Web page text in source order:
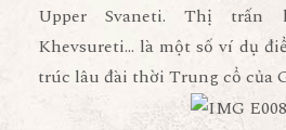
Upper Svaneti. Thị
Khevsureti… là một số ví dụ
trúc lâu đài thời Trung cổ của